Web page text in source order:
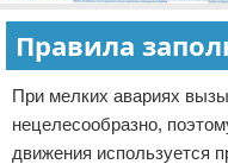
Правила
При мелких авариях
нецелесообразно,
движения используется